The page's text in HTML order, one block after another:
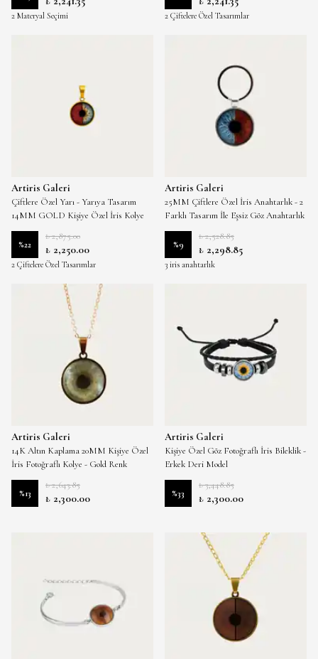
2 Materyal Seçimi 2 Çiftelere Özel Tasarımlar
Artiris Galeri
Çiftlere Özel Yarı - Yarıya Tasarım
14MM GOLD Kişiye Özel İris Kolye
%22
₺ 2,875.00
₺ 2,250.00
2 Çiftelere Özel Tasarımlar
Artiris Galeri
25MM Çiftlere Özel İris Anahtarlık - 2
Farklı Tasarım İle Eşsiz Göz Anahtarlık
%9
₺ 2,528.85
₺ 2,298.85
3 iris anahtarlık
Artiris Galeri
14K Altın Kaplama 20MM Kişiye Özel
İris Fotoğraflı Kolye - Gold Renk
%13
₺ 2,643.85
₺ 2,300.00
Artiris Galeri
Kişiye Özel Göz Fotoğraflı İris Bileklik -
Erkek Deri Model
%33
₺ 3,448.85
₺ 2,300.00